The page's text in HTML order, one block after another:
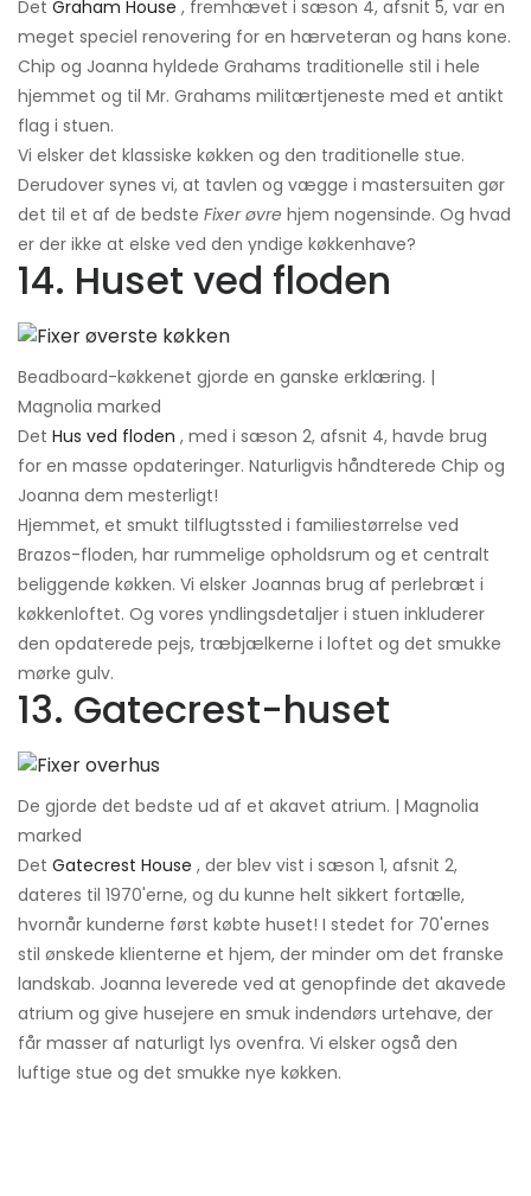
Det Graham House , fremhævet i sæson 4, afsnit 5, var en
meget speciel renovering for en hærveteran og hans kone.
Chip og Joanna hyldede Grahams traditionelle stil i hele
hjemmet og til Mr. Grahams militærtjeneste med et antikt
flag i stuen.
Vi elsker det klassiske køkken og den traditionelle stue.
Derudover synes vi, at tavlen og vægge i mastersuiten gør
det til et af de bedste Fixer øvre hjem nogensinde. Og hvad
er der ikke at elske ved den yndige køkkenhave?
14. Huset ved floden
Beadboard-køkkenet gjorde en ganske erklæring. |
Magnolia marked
Det Hus ved floden , med i sæson 2, afsnit 4, havde brug
for en masse opdateringer. Naturligvis håndterede Chip og
Joanna dem mesterligt!
Hjemmet, et smukt tilflugtssted i familiestørrelse ved
Brazos-floden, har rummelige opholdsrum og et centralt
beliggende køkken. Vi elsker Joannas brug af perlebræt i
køkkenloftet. Og vores yndlingsdetaljer i stuen inkluderer
den opdaterede pejs, træbjælkerne i loftet og det smukke
mørke gulv.
13. Gatecrest-huset
De gjorde det bedste ud af et akavet atrium. | Magnolia
marked
Det Gatecrest House , der blev vist i sæson 1, afsnit 2,
dateres til 1970'erne, og du kunne helt sikkert fortælle,
hvornår kunderne først købte huset! I stedet for 70'ernes
stil ønskede klienterne et hjem, der minder om det franske
landskab. Joanna leverede ved at genopfinde det akavede
atrium og give husejere en smuk indendørs urtehave, der
får masser af naturligt lys ovenfra. Vi elsker også den
luftige stue og det smukke nye køkken.